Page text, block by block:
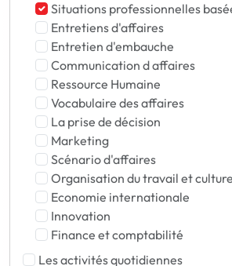
Situations professionnelles
Entretiens d'affaires
Entretien d'embauche
Communication d affaires
Ressource Humaine
Vocabulaire des affaires
La prise de décision
Marketing
Scénario d'affaires
Organisation du travail et culture
Economie internationale
Innovation
Finance et comptabilité
Les activités quotidiennes